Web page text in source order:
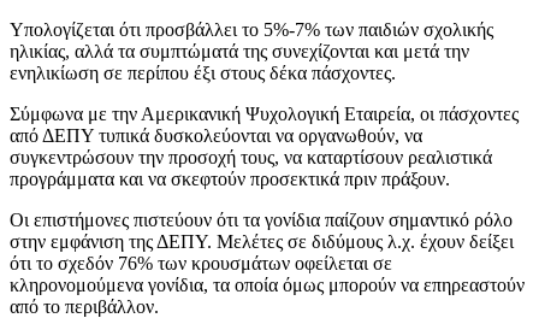
Υπολογίζεται ότι προσβάλλει το 5%-7% των παιδιών σχολικής
ηλικίας, αλλά τα συμπτώματά της συνεχίζονται και μετά την
ενηλικίωση σε περίπου έξι στους δέκα πάσχοντες.
Σύμφωνα με την Αμερικανική Ψυχολογική Εταιρεία, οι πάσχοντες
από ΔΕΠΥ τυπικά δυσκολεύονται να οργανωθούν, να
συγκεντρώσουν την προσοχή τους, να καταρτίσουν ρεαλιστικά
προγράμματα και να σκεφτούν προσεκτικά πριν πράξουν.
Οι επιστήμονες πιστεύουν ότι τα γονίδια παίζουν σημαντικό ρόλο
στην εμφάνιση της ΔΕΠΥ. Μελέτες σε διδύμους λ.χ. έχουν δείξει
ότι το σχεδόν 76% των κρουσμάτων οφείλεται σε
κληρονομούμενα γονίδια, τα οποία όμως μπορούν να επηρεαστούν
από το περιβάλλον.